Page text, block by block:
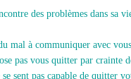
des problèmes dans sa
mal à communiquer avec vous
pas vous quitter par crainte
sent pas capable de quitter